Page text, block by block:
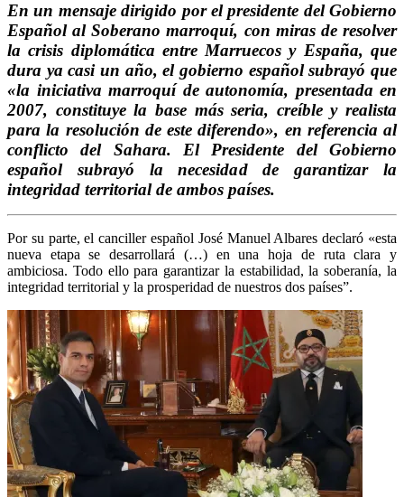
En un mensaje dirigido por el presidente del Gobierno
Español al Soberano marroquí, con miras de resolver
la crisis diplomática entre Marruecos y España, que
dura ya casi un año, el gobierno español subrayó que
«la iniciativa marroquí de autonomía, presentada en
2007, constituye la base más seria, creíble y realista
para la resolución de este diferendo», en referencia al
conflicto del Sahara. El Presidente del Gobierno
español subrayó la necesidad de garantizar la
integridad territorial de ambos países.
Por su parte, el canciller español José Manuel Albares declaró «esta
nueva etapa se desarrollará (…) en una hoja de ruta clara y
ambiciosa. Todo ello para garantizar la estabilidad, la soberanía, la
integridad territorial y la prosperidad de nuestros dos países”.